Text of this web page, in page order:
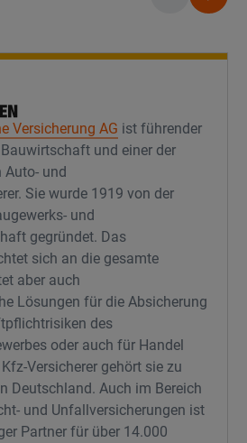
Versicherung AG ist führender
und einer der
Auto- und
Sie wurde 1919 von der
und
gegründet. Das
sich an die gesamte
aber auch
Lösungen für die Absicherung
des
oder auch für Handel
Versicherer gehört sie zu
Deutschland. Auch im Bereich
und Unfallversicherungen ist
Partner für über 14.000